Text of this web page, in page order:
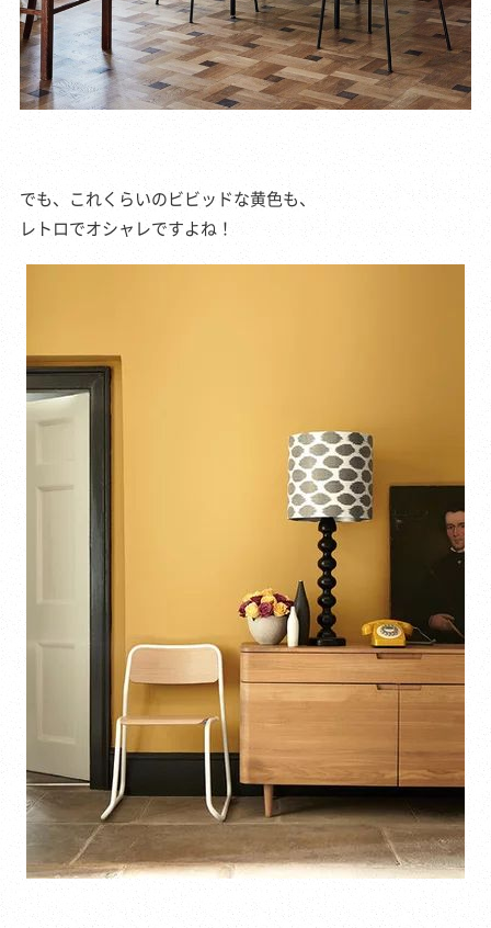
でも、これくらいのビビッドな黄色も、
レトロでオシャレですよね！